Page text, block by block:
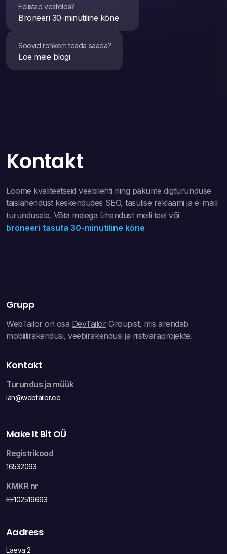
Eelistad vestelda?
Broneeri 30-minutiline kõne
Soovid rohkem teada saada?
Loe meie blogi
Kontakt
Loome kvaliteetseid veebilehti ning pakume digturunduse
täislahendust keskendudes SEO, tasulise reklaami ja e-maili
turundusele. Võta meiega ühendust meili teel või
broneeri tasuta 30-minutiline kõne
Grupp
WebTailor on osa DevTailor Groupist, mis arendab
mobiilirakendusi, veebirakendusi ja riistvaraprojekte.
Kontakt
Turundus ja müük
ian@webtailor.ee
Make It Bit OÜ
Registrikood
16532093
KMKR nr
EE102519693
Aadress
Laeva 2